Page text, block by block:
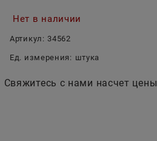
Нет в наличии
Артикул: 34562
Ед. измерения: штука
Свяжитесь с нами насчет цены